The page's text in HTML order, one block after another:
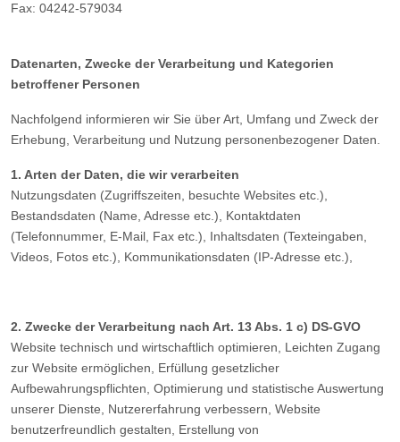
Fax: 04242-579034
Datenarten, Zwecke der Verarbeitung und Kategorien
betroffener Personen
Nachfolgend informieren wir Sie über Art, Umfang und Zweck der
Erhebung, Verarbeitung und Nutzung personenbezogener Daten.
1. Arten der Daten, die wir verarbeiten
Nutzungsdaten (Zugriffszeiten, besuchte Websites etc.),
Bestandsdaten (Name, Adresse etc.), Kontaktdaten
(Telefonnummer, E-Mail, Fax etc.), Inhaltsdaten (Texteingaben,
Videos, Fotos etc.), Kommunikationsdaten (IP-Adresse etc.),
2. Zwecke der Verarbeitung nach Art. 13 Abs. 1 c) DS-GVO
Website technisch und wirtschaftlich optimieren, Leichten Zugang
zur Website ermöglichen, Erfüllung gesetzlicher
Aufbewahrungspflichten, Optimierung und statistische Auswertung
unserer Dienste, Nutzererfahrung verbessern, Website
benutzerfreundlich gestalten, Erstellung von